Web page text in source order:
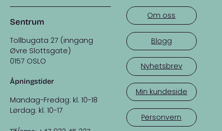
Sentrum
Tollbugata 27 (inngang
Øvre Slottsgate)
0157 OSLO
Åpningstider
Mandag-Fredag: kl. 10-18
Lørdag: kl. 10-17
Om oss
Blogg
Nyhetsbrev
Min kundeside
Personvern